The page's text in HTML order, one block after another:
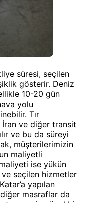
süresi, seçilen
gösterir. Deniz
10-20 gün
yolu
Tır
İran ve diğer transit
ve bu da süreyi
müşterilerimizin
maliyetli
ise yükün
ve seçilen hizmetler
yapılan
masraflar da